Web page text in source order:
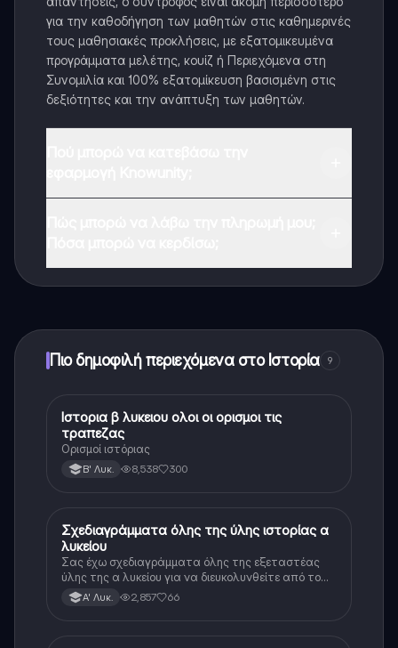
για την καθοδήγηση των μαθητών στις καθημερινές
τους μαθησιακές προκλήσεις, με εξατομικευμένα
προγράμματα μελέτης, κουίζ ή Περιεχόμενα στη
Συνομιλία και 100% εξατομίκευση βασισμένη στις
δεξιότητες και την ανάπτυξη των μαθητών.
Πιο δημοφιλή περιεχόμενα στο Ιστορία 9
Ιστορία
Ιστορια β λυκειου ολοι οι ορισμοι τις
τραπεζας
Ορισμοί ιστόριας
Β' Λυκ. 8,538 300
Ιστορία
Σχεδιαγράμματα όλης της ύλης ιστορίας α
λυκείου
Σας έχω σχεδιαγράμματα όλης της εξεταστέας
ύλης της α λυκείου για να διευκολυνθείτε από το
τεράστιο βάρος του βιβλίου
Α' Λυκ. 2,857 66